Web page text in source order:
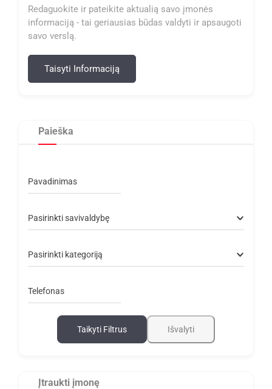
Redaguokite ir pateikite aktualią savo įmonės
informaciją - tai geriausias būdas valdyti ir apsaugoti
savo verslą.
Taisyti Informaciją
Paieška
Pavadinimas
Pasirinkti savivaldybę
Pasirinkti kategoriją
Telefonas
Taikyti Filtrus Išvalyti
Įtraukti įmonę